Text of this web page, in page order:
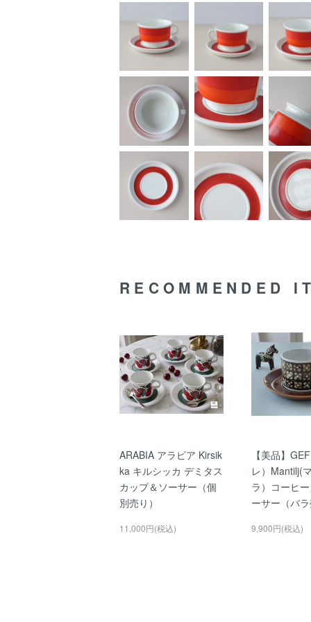
RECOMMENDED
ARABIA アラビア Kirsik
ka キルシッカ デミタス
カップ＆ソーサー（個
別売り）
11,000円(税込)
【美品】
レ）Mantilj(
ラ）コーヒ
ーサー（バ
9,900円(税込)